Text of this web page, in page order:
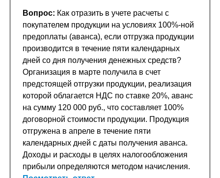
Вопрос: Как отразить в учете расчеты с
покупателем продукции на условиях 100%-ной
предоплаты (аванса), если отгрузка продукции
производится в течение пяти календарных
дней со дня получения денежных средств?
Организация в марте получила в счет
предстоящей отгрузки продукции, реализация
которой облагается НДС по ставке 20%, аванс
на сумму 120 000 руб., что составляет 100%
договорной стоимости продукции. Продукция
отгружена в апреле в течение пяти
календарных дней с даты получения аванса.
Доходы и расходы в целях налогообложения
прибыли определяются методом начисления.